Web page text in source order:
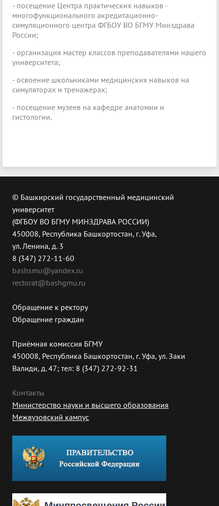
- посещение Центра практических навыков -
многофункционального акредитационно-
симуляционного центра ФГБОУ ВО БГМУ Минздрава
России;
- организация мастер классов преподавателями нашего
университета;
- освоение школьниками медицинских навыков на
симуляторах и тренажерах;
- посещение музеев на кафедре анатомии и
гистологии.
© Башкирский государственный медицинский
университет
(ФГБОУ ВО БГМУ МИНЗДРАВА РОССИИ)
450008, Республика Башкортостан, г. Уфа,
ул. Ленина, д. 3
8 (347) 272-11-60
bashsmu@yandex.ru
rectorat@bashgmu.ru
Обращение к ректору
Обращение граждан
Приёмная комиссия БГМУ
450008, Республика Башкортостан, г. Уфа, ул. Заки
Валиди, д. 47; тел: 8 (347) 272-92-31
Контакты
Министерство науки и высшего образования
Межвузовский кампус